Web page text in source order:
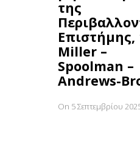
της
Επιστήμης,
Miller –
Spoolman –
Andrews-
On 5 Σεπτεμβρίου